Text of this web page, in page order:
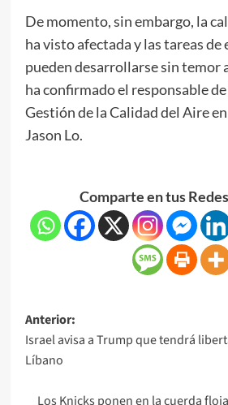
De momento, sin embargo, la
ha visto afectada y las tareas de
pueden desarrollarse sin temor
ha confirmado el responsable
Gestión de la Calidad del Aire
Jason Lo.
Comparte en tus
Anterior:
Israel avisa a Trump que tendrá
Líbano
Los Knicks ponen en la cuerda